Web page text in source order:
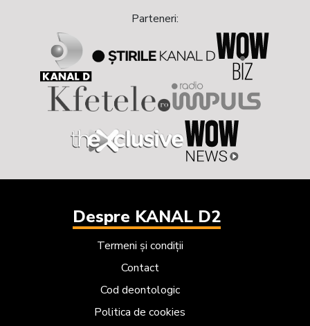
Parteneri:
Despre KANAL D2
Termeni și condiții
Contact
Cod deontologic
Politica de cookies